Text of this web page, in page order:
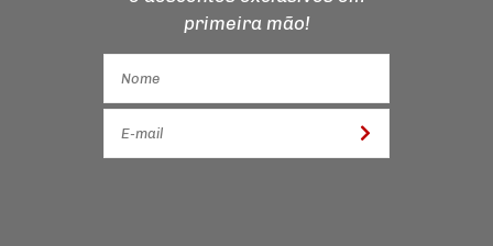
primeira mão!